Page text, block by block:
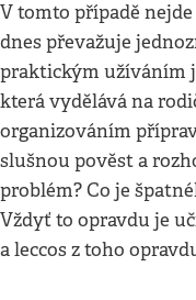
V tomto případě
dnes převažuje
praktickým užíváním
která vydělává na
organizováním
slušnou pověst a
problém? Co je
Vždyť to opravdu je
a leccos z toho